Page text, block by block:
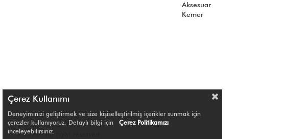
Aksesuar
Kemer
© Shule. All right reserved.
Çerez Kullanımı
Deneyiminizi geliştirmek ve size kişiselleştirilmiş içerikler sunmak için
çerezler kullanıyoruz. Detaylı bilgi için Çerez Politikamızı
inceleyebilirsiniz.